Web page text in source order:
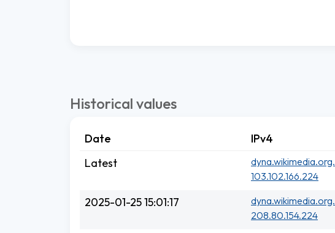
Historical values
Date IPv4
Latest
dyna.wikimedia.org.
103.102.166.224
2025-01-25 15:01:17
dyna.wikimedia.org.
208.80.154.224